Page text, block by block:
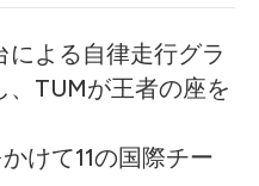
よる自律走行グラ
、TUMが王者の座を
けて11の国際チー